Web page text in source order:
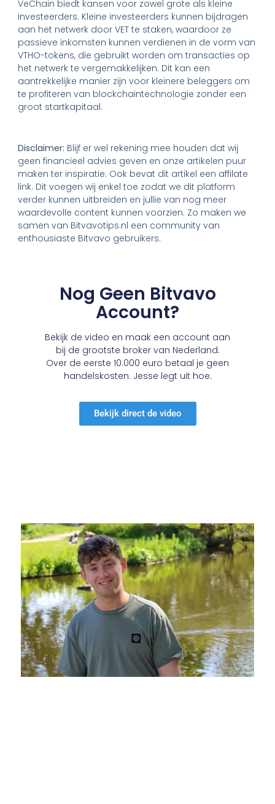
VeChain biedt kansen voor zowel grote als kleine
investeerders. Kleine investeerders kunnen bijdragen
aan het netwerk door VET te staken, waardoor ze
passieve inkomsten kunnen verdienen in de vorm van
VTHO-tokens, die gebruikt worden om transacties op
het netwerk te vergemakkelijken. Dit kan een
aantrekkelijke manier zijn voor kleinere beleggers om
te profiteren van blockchaintechnologie zonder een
groot startkapitaal.
Disclaimer: Blijf er wel rekening mee houden dat wij
geen financieel advies geven en onze artikelen puur
maken ter inspiratie. Ook bevat dit artikel een affilate
link. Dit voegen wij enkel toe zodat we dit platform
verder kunnen uitbreiden en jullie van nog meer
waardevolle content kunnen voorzien. Zo maken we
samen van Bitvavotips.nl een community van
enthousiaste Bitvavo gebruikers.
Nog Geen Bitvavo
Account?
Bekijk de video en maak een account aan
bij de grootste broker van Nederland.
Over de eerste 10.000 euro betaal je geen
handelskosten. Jesse legt uit hoe.
Bekijk direct de video